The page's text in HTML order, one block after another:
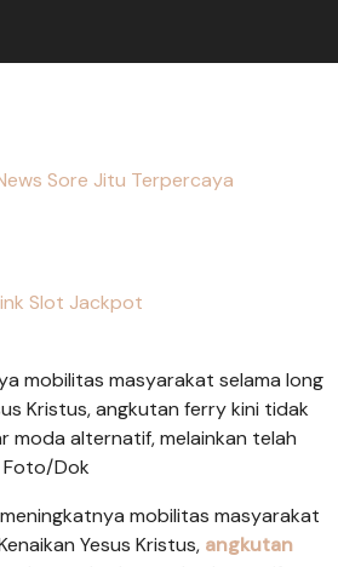
Sore Jitu Terpercaya
Slot Jackpot
mobilitas masyarakat selama long
Kristus, angkutan ferry kini tidak
moda alternatif, melainkan telah
Foto/Dok
mobilitas masyarakat
Yesus Kristus, angkutan